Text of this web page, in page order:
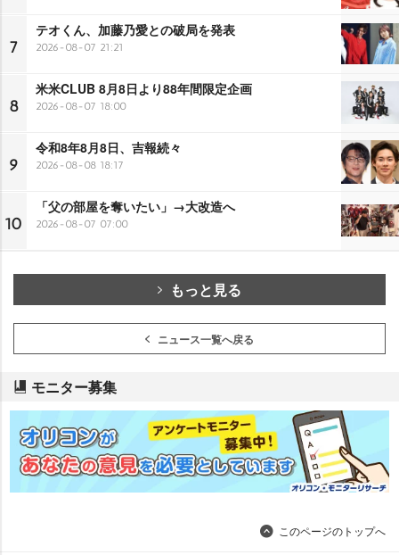
7
テオくん、加藤乃愛との破局を発表
2026-08-07 21:21
8
米米CLUB 8月8日より88年間限定企画
2026-08-07 18:00
9
令和8年8月8日、吉報続々
2026-08-08 18:17
10
「父の部屋を奪いたい」→大改造へ
2026-08-07 07:00
もっと見る
ニュース一覧へ戻る
モニター募集
このページのトップへ